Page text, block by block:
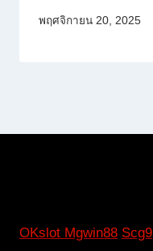
พฤศจิกายน 20, 2025
OKslot Mgwin88 Scg9